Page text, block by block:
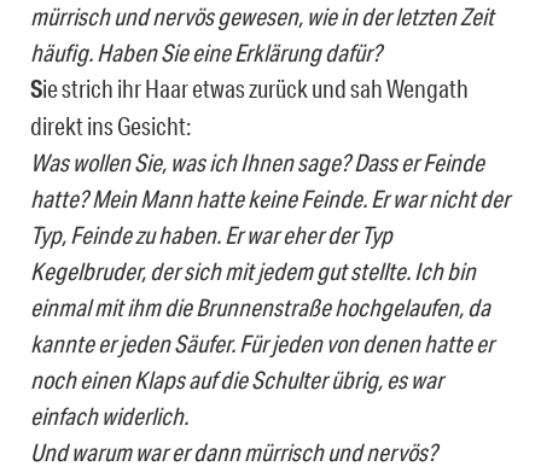
mürrisch und nervös gewesen, wie in der letzten Zeit
häufig. Haben Sie eine Erklärung dafür?
Sie strich ihr Haar etwas zurück und sah Wengath
direkt ins Gesicht:
Was wollen Sie, was ich Ihnen sage? Dass er Feinde
hatte? Mein Mann hatte keine Feinde. Er war nicht der
Typ, Feinde zu haben. Er war eher der Typ
Kegelbruder, der sich mit jedem gut stellte. Ich bin
einmal mit ihm die Brunnenstraße hochgelaufen, da
kannte er jeden Säufer. Für jeden von denen hatte er
noch einen Klaps auf die Schulter übrig, es war
einfach widerlich.
Und warum war er dann mürrisch und nervös?